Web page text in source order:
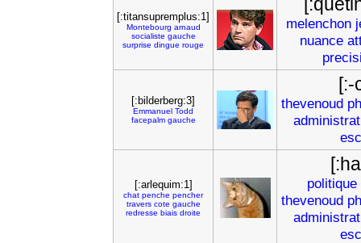
[:titansupremplus:1]
Montebourg arnaud
socialiste gauche
surprise dingue rouge
melenchon
nuance
[:bilderberg:3]
Emmanuel Todd
facepalm gauche
[:-
thevenoud
[:arlequim:1]
chat penche pencher
travers cote gauche
redresse biais droite
politique
thevenoud